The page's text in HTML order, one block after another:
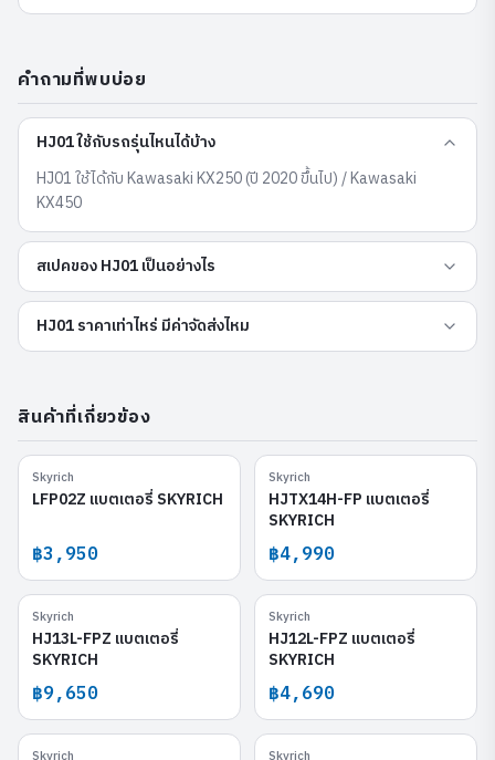
คำถามที่พบบ่อย
HJ01 ใช้กับรถรุ่นไหนได้บ้าง
HJ01 ใช้ได้กับ Kawasaki KX250 (ปี 2020 ขึ้นไป) / Kawasaki
KX450
สเปคของ HJ01 เป็นอย่างไร
HJ01 ราคาเท่าไหร่ มีค่าจัดส่งไหม
สินค้าที่เกี่ยวข้อง
Skyrich
LFP02Z แบตเตอรี่ SKYRICH
฿3,950
Skyrich
HJTX14H-FP แบตเตอรี่
SKYRICH
฿4,990
Skyrich
HJ13L-FPZ แบตเตอรี่
SKYRICH
฿9,650
Skyrich
HJ12L-FPZ แบตเตอรี่
SKYRICH
฿4,690